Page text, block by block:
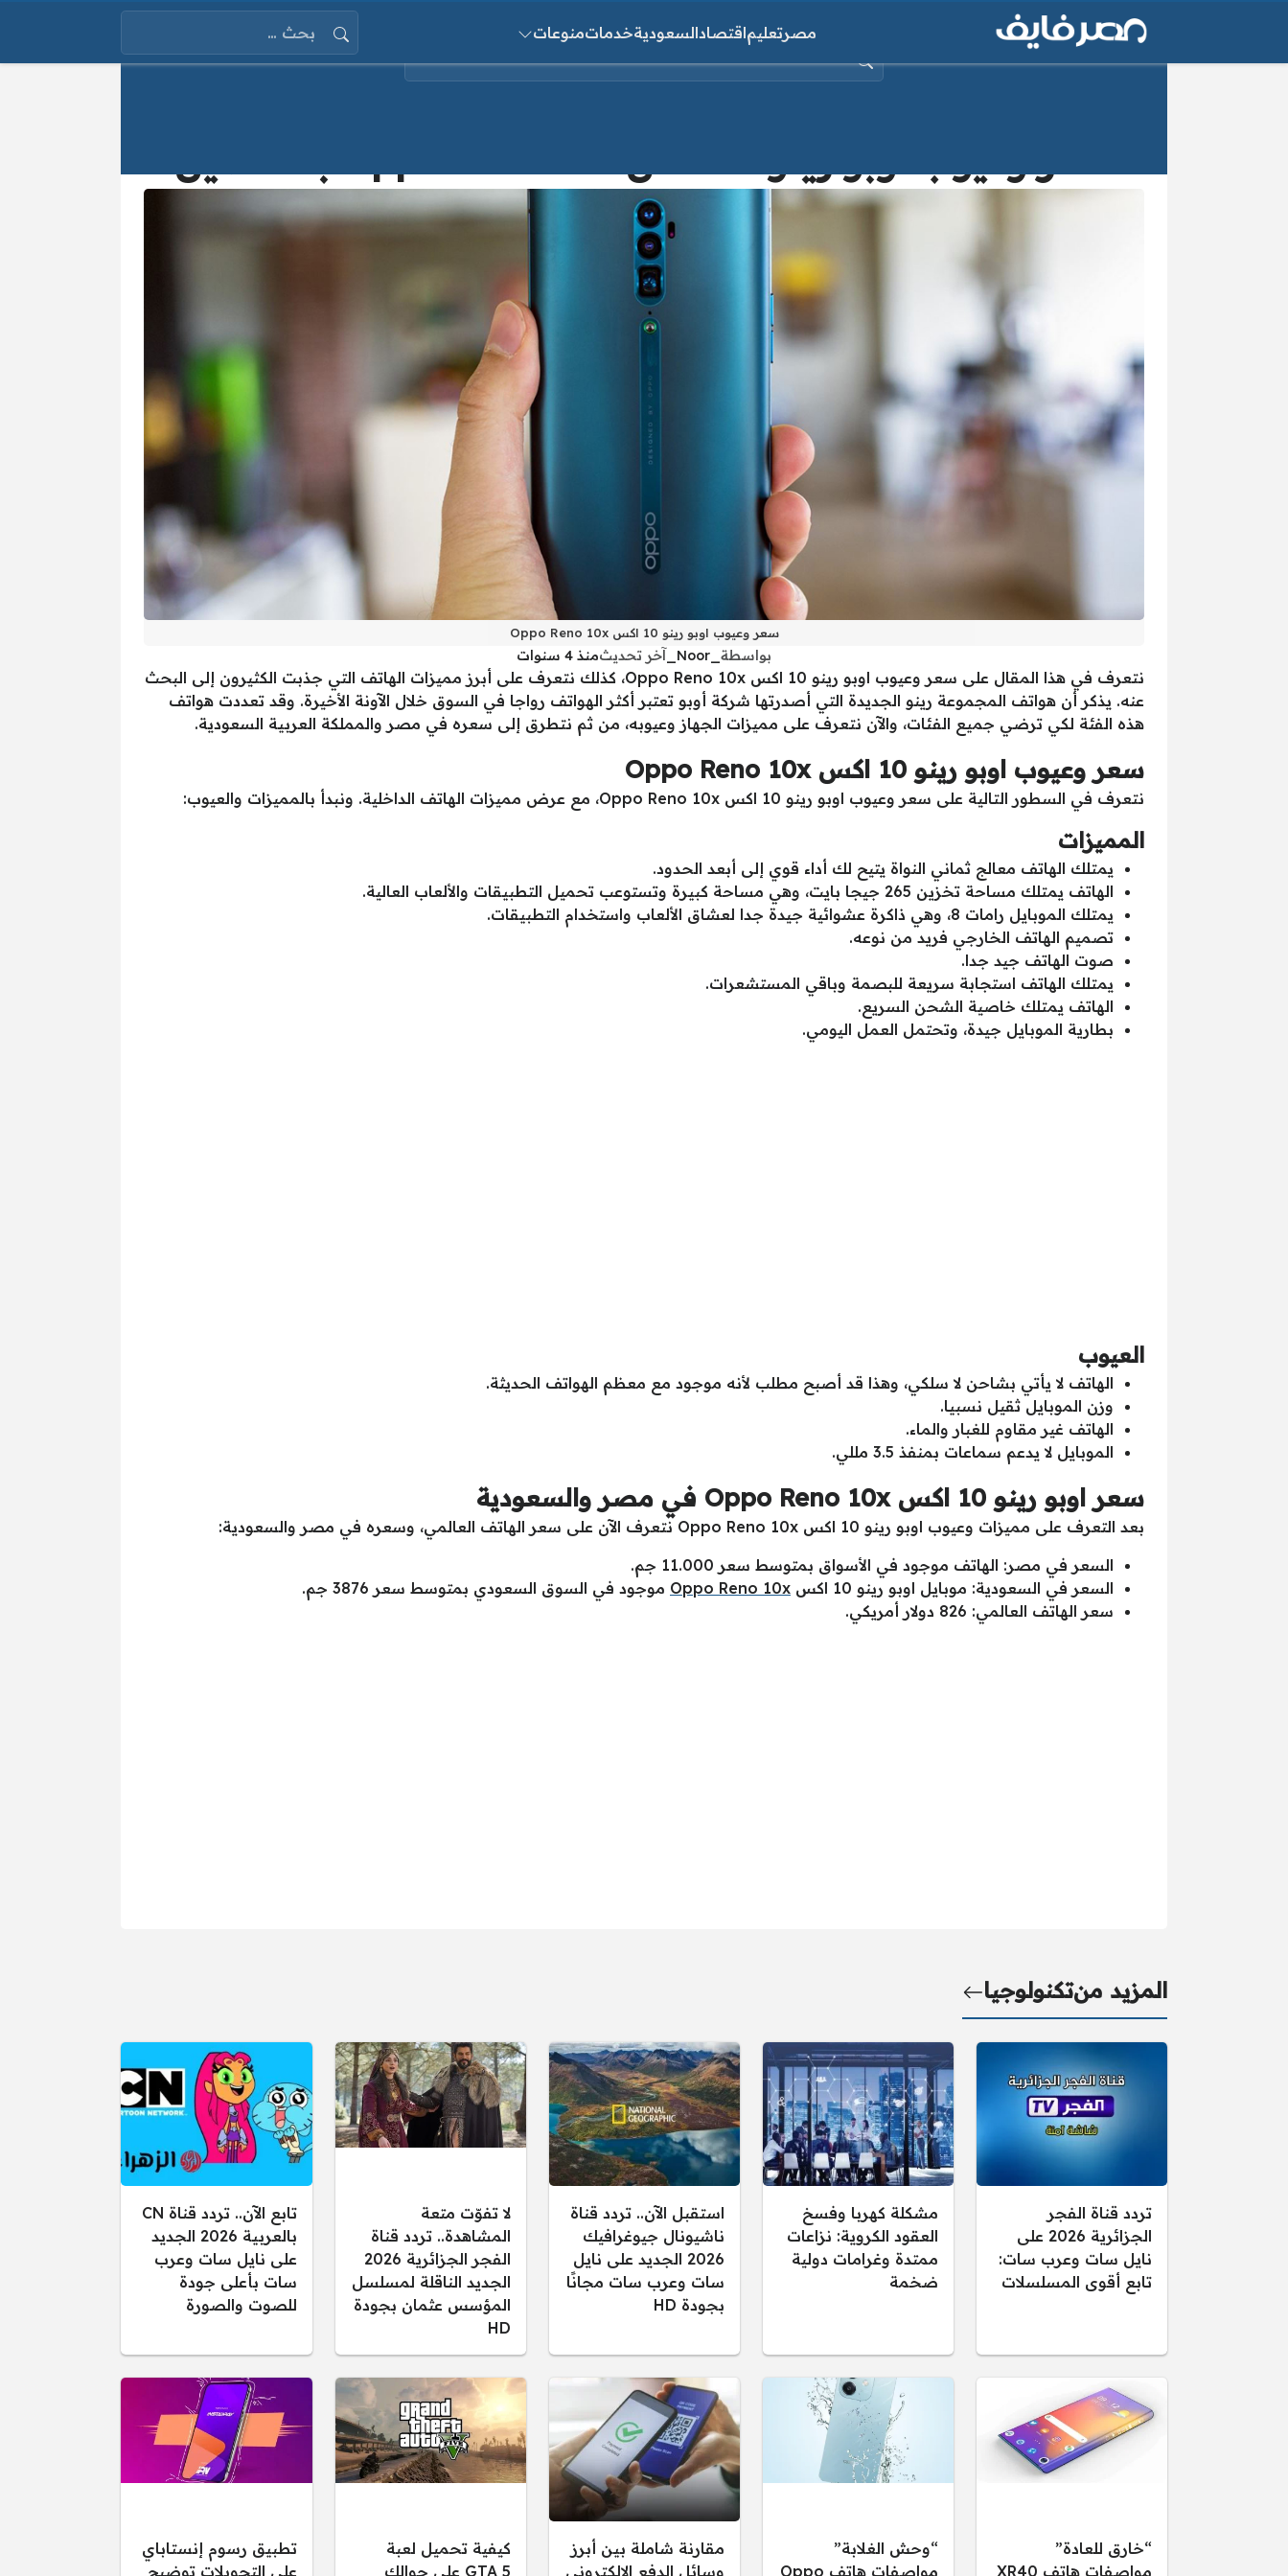
مصرتعليماقتصادالسعوديةخدماتمنوعات
البحث عن:
سعر وعيوب اوبو رينو 10 اكس Oppo Reno 10x
بواسطة آخر تحديثمنذ 4 سنوات
نتعرف في هذا المقال على سعر وعيوب اوبو رينو 10 اكس Oppo Reno 10x، كذلك نتعرف على أبرز مميزات الهاتف التي جذبت الكثيرون إلى البحث
عنه. يذكر أن هواتف المجموعة رينو الجديدة التي أصدرتها شركة أوبو تعتبر أكثر الهواتف رواجا في السوق خلال الآونة الأخيرة. وقد تعددت هواتف
هذه الفئة لكي ترضي جميع الفئات، والآن نتعرف على مميزات الجهاز وعيوبه، من ثم نتطرق إلى سعره في مصر والمملكة العربية السعودية.
سعر وعيوب اوبو رينو 10 اكس Oppo Reno 10x
نتعرف في السطور التالية على سعر وعيوب اوبو رينو 10 اكس Oppo Reno 10x، مع عرض مميزات الهاتف الداخلية. ونبدأ بالمميزات والعيوب:
المميزات
يمتلك الهاتف معالج ثماني النواة يتيح لك أداء قوي إلى أبعد الحدود.
الهاتف يمتلك مساحة تخزين 265 جيجا بايت، وهي مساحة كبيرة وتستوعب تحميل التطبيقات والألعاب العالية.
يمتلك الموبايل رامات 8، وهي ذاكرة عشوائية جيدة جدا لعشاق الألعاب واستخدام التطبيقات.
تصميم الهاتف الخارجي فريد من نوعه.
صوت الهاتف جيد جدا.
يمتلك الهاتف استجابة سريعة للبصمة وباقي المستشعرات.
الهاتف يمتلك خاصية الشحن السريع.
بطارية الموبايل جيدة، وتحتمل العمل اليومي.
العيوب
الهاتف لا يأتي بشاحن لا سلكي، وهذا قد أصبح مطلب لأنه موجود مع معظم الهواتف الحديثة.
وزن الموبايل ثقيل نسبيا.
الهاتف غير مقاوم للغبار والماء.
الموبايل لا يدعم سماعات بمنفذ 3.5 مللي.
سعر اوبو رينو 10 اكس Oppo Reno 10x في مصر والسعودية
بعد التعرف على مميزات وعيوب اوبو رينو 10 اكس Oppo Reno 10x نتعرف الآن على سعر الهاتف العالمي، وسعره في مصر والسعودية:
السعر في مصر: الهاتف موجود في الأسواق بمتوسط سعر 11.000 جم.
السعر في السعودية: موبايل اوبو رينو 10 اكس
Oppo Reno 10x موجود في السوق السعودي بمتوسط سعر 3876 جم.
سعر الهاتف العالمي: 826 دولار أمريكي.
المزيد منتكنولوجيا
تردد قناة الفجر
الجزائرية 2026 على
نايل سات وعرب سات:
تابع أقوى المسلسلات
مشكلة كهربا وفسخ
العقود الكروية: نزاعات
ممتدة وغرامات دولية
ضخمة
استقبل الآن.. تردد قناة
ناشيونال جيوغرافيك
2026 الجديد على نايل
سات وعرب سات مجانًا
بجودة HD
لا تفوّت متعة
المشاهدة.. تردد قناة
الفجر الجزائرية 2026
الجديد الناقلة لمسلسل
المؤسس عثمان بجودة
HD
تابع الآن.. تردد قناة CN
بالعربية 2026 الجديد
على نايل سات وعرب
سات بأعلى جودة
للصوت والصورة
“خارق للعادة”
مواصفات هاتف XR40
“وحش الغلابة”
مواصفات هاتف Oppo
مقارنة شاملة بين أبرز
وسائل الدفع الإلكتروني
كيفية تحميل لعبة
GTA 5 على جوالك
تطبيق رسوم إنستاباي
على التحويلات توضيح